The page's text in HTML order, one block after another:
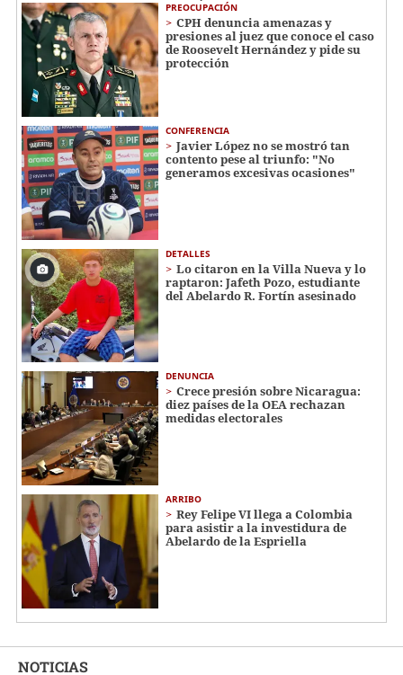
PREOCUPACIÓN
CPH denuncia amenazas y
presiones al juez que conoce el caso
de Roosevelt Hernández y pide su
protección
CONFERENCIA
Javier López no se mostró tan
contento pese al triunfo: "No
generamos excesivas ocasiones"
DETALLES
Lo citaron en la Villa Nueva y lo
raptaron: Jafeth Pozo, estudiante
del Abelardo R. Fortín asesinado
DENUNCIA
Crece presión sobre Nicaragua:
diez países de la OEA rechazan
medidas electorales
ARRIBO
Rey Felipe VI llega a Colombia
para asistir a la investidura de
Abelardo de la Espriella
NOTICIAS